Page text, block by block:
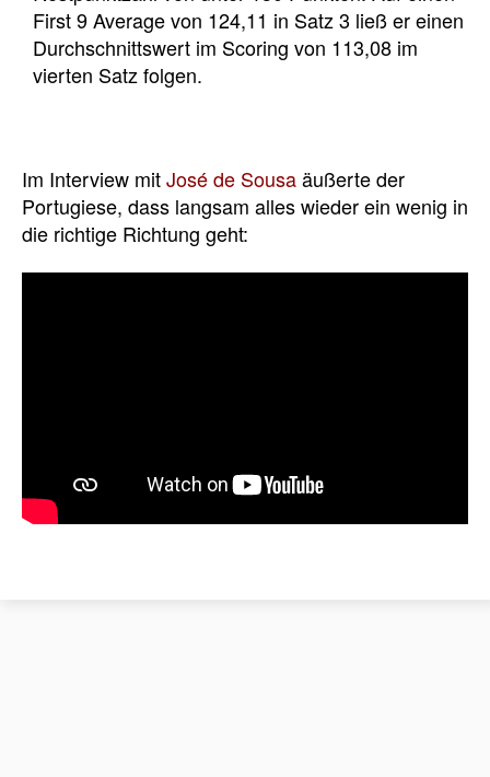
First 9 Average von 124,11 in Satz 3 ließ er einen
Durchschnittswert im Scoring von 113,08 im
vierten Satz folgen.
Im Interview mitJosé de Sousaäußerte der
Portugiese, dass langsam alles wieder ein wenig in
die richtige Richtung geht: